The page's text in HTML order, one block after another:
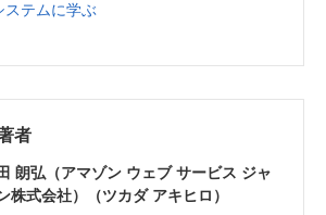
ステムに学ぶ
者
朗弘（アマゾン ウェブ サービス ジャ
株式会社）（ツカダ アキヒロ）